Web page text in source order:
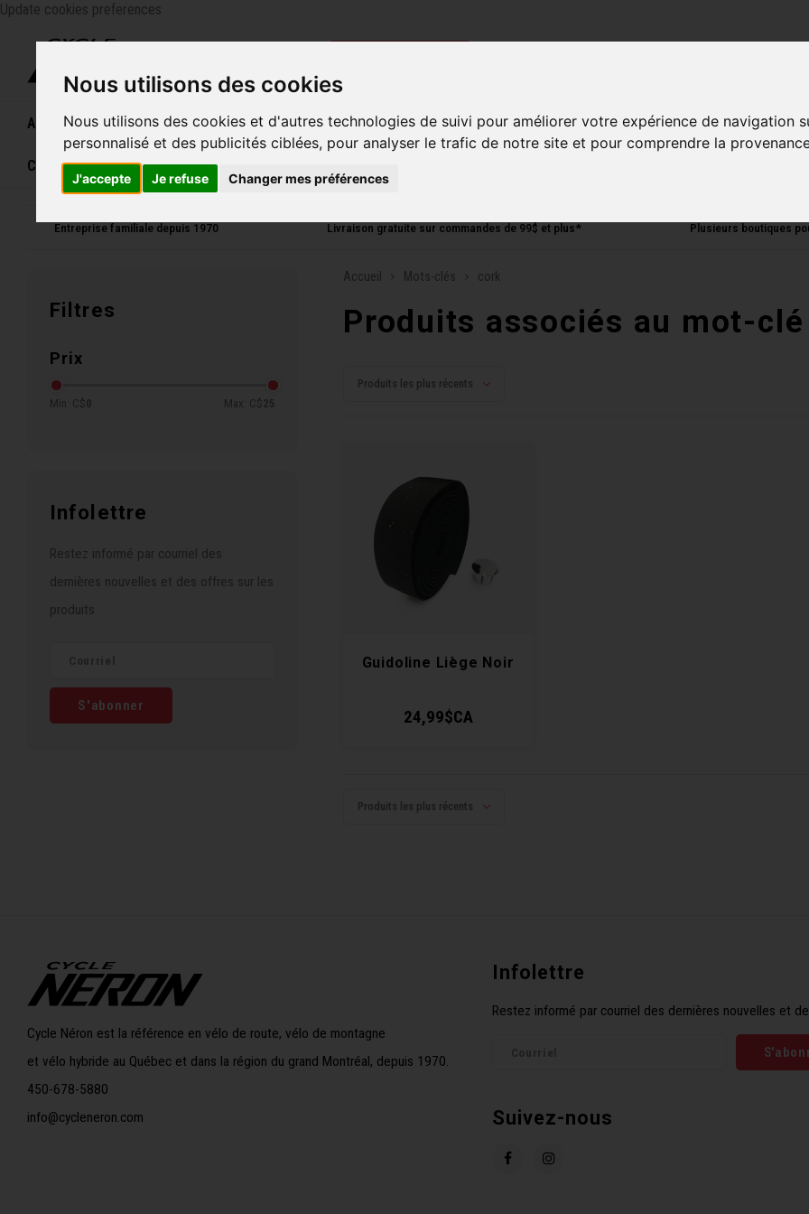
Nous utilisons des cookies
Nous utilisons des cookies et d'autres technologies de suivi pour améliorer votre expérience de navigation
personnalisé et des publicités ciblées, pour analyser le trafic de notre site et pour comprendre la
J'accepte Je refuse Changer mes préférences
Update cookies preferences
Accueil Vélos Souliers Casques Femme Homme Accessoires Composantes
Carte cadeau
Entreprise familiale depuis 1970 Livraison gratuite sur commandes de 99$ et plus* Plusieurs boutiques
Filtres
Prix
Min: C$ 0 Max: C$ 25
Infolettre
Restez informé par courriel des
dernières nouvelles et des offres sur les
produits
S'abonner
Accueil Mots-clés cork
Produits associés au mot-
Produits les plus récents
Guidoline Liège Noir
24,99$CA
Produits les plus récents
Cycle Néron est la référence en vélo de route, vélo de montagne
et vélo hybride au Québec et dans la région du grand Montréal, depuis 1970.
450-678-5880
info@cycleneron.com
Infolettre
Restez informé par courriel des dernières nouvelles et
Suivez-nous